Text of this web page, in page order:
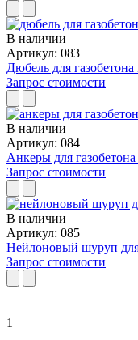
В наличии
Артикул: 083
Дюбель для
Запрос стоимости
В наличии
Артикул: 084
Анкеры для
Запрос стоимости
В наличии
Артикул: 085
Нейлоновый шуруп для
Запрос стоимости
1